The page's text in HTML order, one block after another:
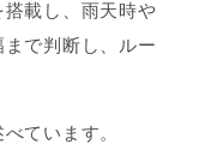
搭載し、雨天時や
で判断し、ルー
ています。